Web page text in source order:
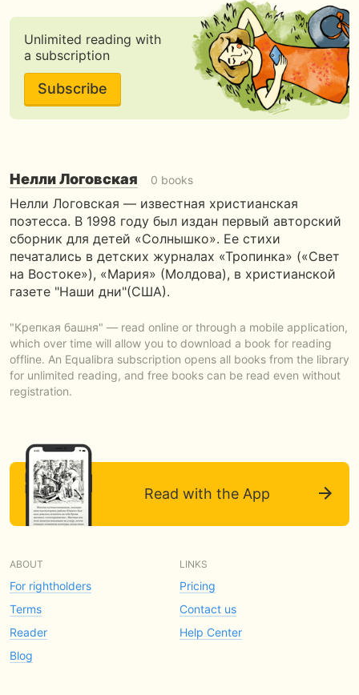
Unlimited reading with
a subscription
Subscribe
Нелли Логовская 0 books
Нелли Логовская — известная христианская
поэтесса. В 1998 году был издан первый авторский
сборник для детей «Солнышко». Ее стихи
печатались в детских журналах «Тропинка» («Свет
на Востоке»), «Мария» (Молдова), в христианской
газете "Наши дни"(США).
"Крепкая башня" — read online or through a mobile application,
which over time will allow you to download a book for reading
offline. An Equalibra subscription opens all books from the library
for unlimited reading, and free books can be read even without
registration.
Read with the App
ABOUT
For rightholders
Terms
Reader
Blog
LINKS
Pricing
Contact us
Help Center